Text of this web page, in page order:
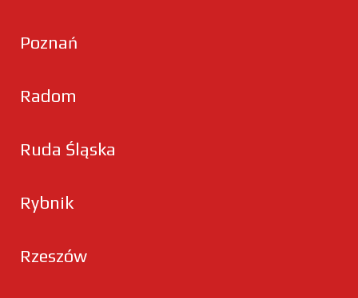
Poznań
Radom
Ruda Śląska
Rybnik
Rzeszów